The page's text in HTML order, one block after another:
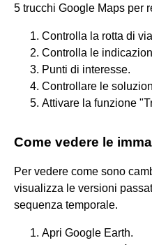
5 trucchi Google Maps per
Controlla la rotta di
Controlla le
Punti di interesse.
Controllare le
Attivare la funzione
Come vedere le
Per vedere come sono
visualizza le versioni
sequenza temporale.
Apri Google Earth.